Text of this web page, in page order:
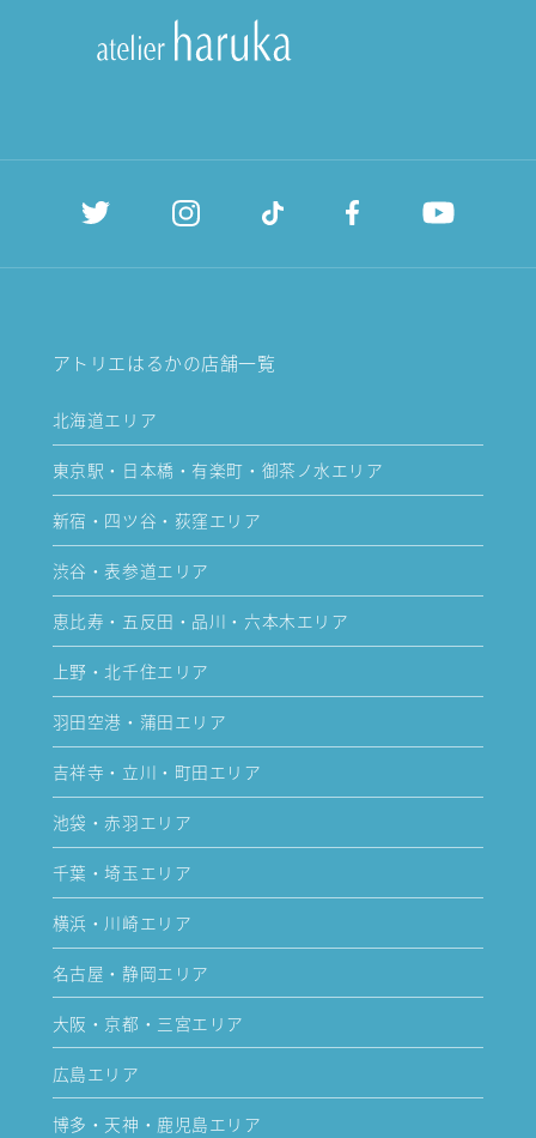
アトリエはるかの店舗一覧
北海道エリア
東京駅・日本橋・有楽町・御茶ノ水エリア
新宿・四ツ谷・荻窪エリア
渋谷・表参道エリア
恵比寿・五反田・品川・六本木エリア
上野・北千住エリア
羽田空港・蒲田エリア
吉祥寺・立川・町田エリア
池袋・赤羽エリア
千葉・埼玉エリア
横浜・川崎エリア
名古屋・静岡エリア
大阪・京都・三宮エリア
広島エリア
博多・天神・鹿児島エリア